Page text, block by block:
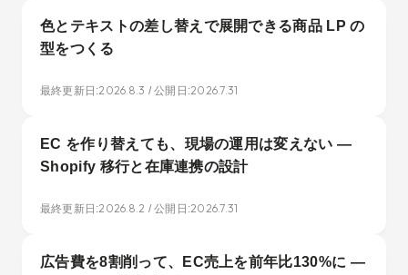
色とテキストの差し替えで展開できる商品 LP の
型をつくる
最終更新日:2026.8.3 / 公開日:2026.7.31
EC を作り替えても、現場の運用は変えない —
Shopify 移行と在庫連携の設計
最終更新日:2026.8.2 / 公開日:2026.7.31
広告費を8割削って、EC売上を前年比130%に —